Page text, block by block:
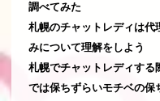
調べてみた
札幌のチャットレディは代
みについて理解をしよう
札幌でチャットレディす
では保ちずらいモチベの保